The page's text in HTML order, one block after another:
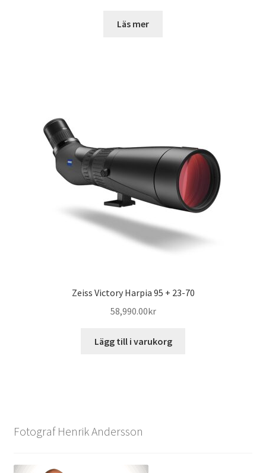
Läs mer
Zeiss Victory Harpia 95 + 23-70
58,990.00kr
Lägg till i varukorg
Fotograf Henrik Andersson